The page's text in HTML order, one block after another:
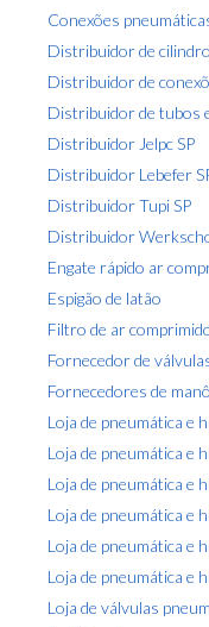
Conexões
Distribuidor de
Distribuidor de
Distribuidor de tubos
Distribuidor Jelpc SP
Distribuidor Lebefer
Distribuidor Tupi SP
Distribuidor
Engate rápido ar
Espigão de latão
Filtro de ar
Fornecedor de
Fornecedores de
Loja de pneumática e
Loja de pneumática e
Loja de pneumática e
Loja de pneumática e
Loja de pneumática e
Loja de pneumática e
Loja de válvulas